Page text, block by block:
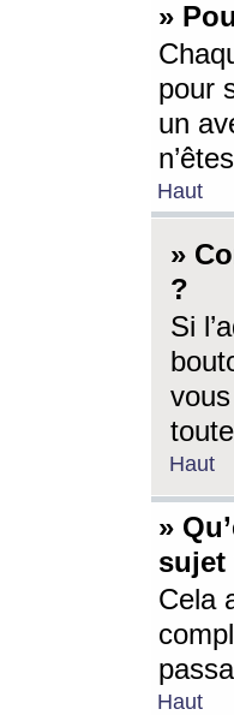
»
pour
un
Haut
»
?
Si
Haut
»
sujet
Cela
Haut